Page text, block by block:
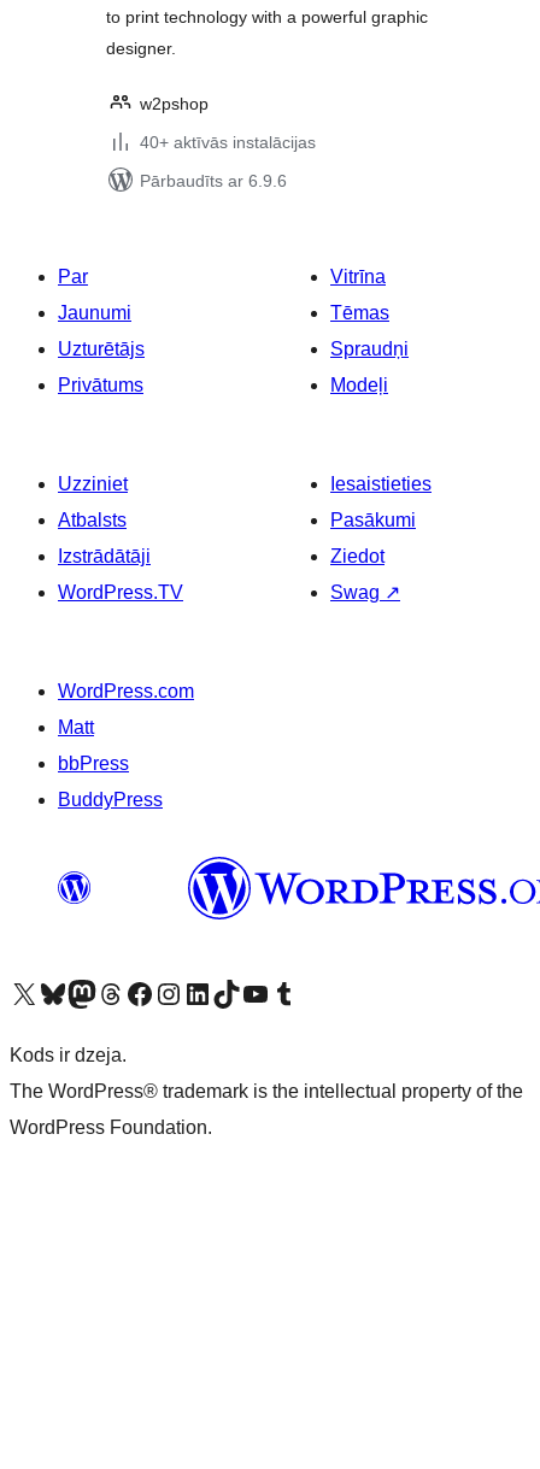
to print technology with a powerful graphic
designer.
w2pshop
40+ aktīvās instalācijas
Pārbaudīts ar 6.9.6
Par
Jaunumi
Uzturētājs
Privātums
Vitrīna
Tēmas
Spraudņi
Modeļi
Uzziniet
Atbalsts
Izstrādātāji
WordPress.TV
Iesaistieties
Pasākumi
Ziedot
Swag ↗
WordPress.com
Matt
bbPress
BuddyPress
Apmeklējiet mūsu X (agrāk Twitter) kontu
Apmeklējiet mūsu Bluesky kontu
Apmeklējiet mūsu Mastodon kontu
Apmeklējiet mūsu Threads kontu
Apmeklējiet mūsu Facebook lapuApmeklējiet mūsu Instagram kontu
Apmeklējiet mūsu LinkedIn kontu
Apmeklējiet mūsu TikTok kontu
Apmeklējiet mūsu YouTube kanālu
Apmeklējiet mūsu Tumblr kontu
Kods ir dzeja.
The WordPress® trademark is the intellectual property of the
WordPress Foundation.